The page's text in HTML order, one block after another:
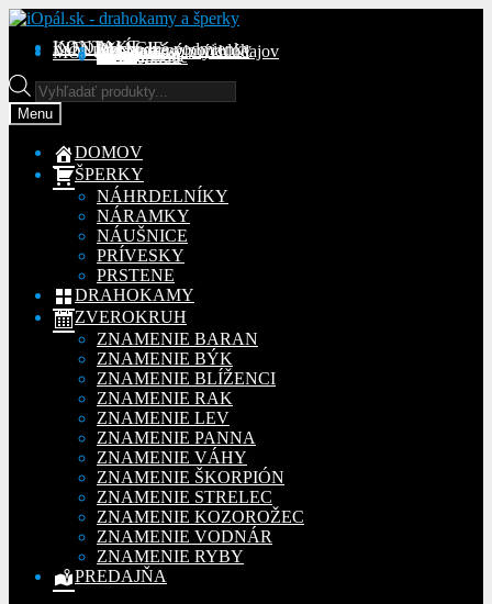
Preskočiť
navigáciu
Preskočiť
obsah
KONTAKT
INFORMÁCIE
Obchodné podmienky
Reklamačný poriadok
Ochrana osobných údajov
MÔJ ÚČETObjednávky
Adresy
Detaily účtu
Na stiahnutie
Products
search
Menu
DOMOV
ŠPERKY
NÁHRDELNÍKY
NÁRAMKY
NÁUŠNICE
PRÍVESKY
PRSTENE
DRAHOKAMY
ZVEROKRUH
ZNAMENIE BARAN
ZNAMENIE BÝK
ZNAMENIE BLÍŽENCI
ZNAMENIE RAK
ZNAMENIE LEV
ZNAMENIE PANNA
ZNAMENIE VÁHY
ZNAMENIE ŠKORPIÓN
ZNAMENIE STRELEC
ZNAMENIE KOZOROŽEC
ZNAMENIE VODNÁR
ZNAMENIE RYBY
PREDAJŇA